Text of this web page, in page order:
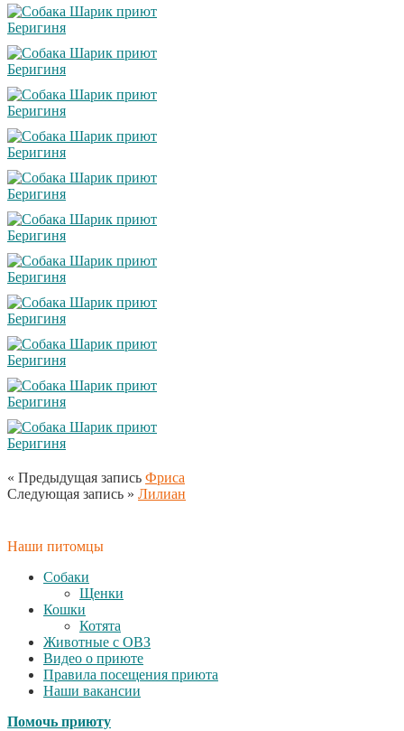
« Предыдущая запись Фриса
Следующая запись » Лилиан
Наши питомцы
Собаки
Щенки
Кошки
Котята
Животные с ОВЗ
Видео о приюте
Правила посещения приюта
Наши вакансии
Помочь приюту